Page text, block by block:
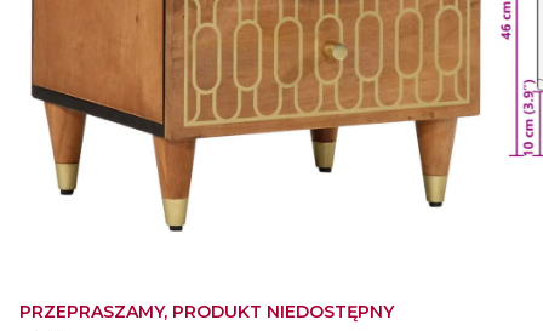
PRZEPRASZAMY, PRODUKT NIEDOSTĘPNY